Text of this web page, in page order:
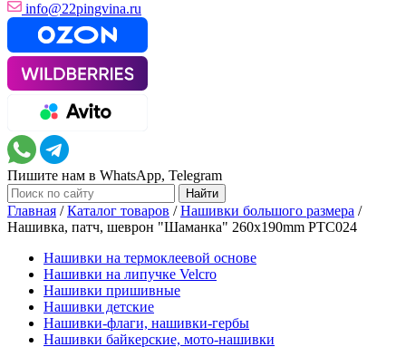
info@22pingvina.ru
Пишите нам в WhatsApp, Telegram
Главная /Каталог товаров /Нашивки большого размера /
Нашивка, патч, шеврон "Шаманка" 260x190mm PTC024
Нашивки на термоклеевой основе
Нашивки на липучке Velcro
Нашивки пришивные
Нашивки детские
Нашивки-флаги, нашивки-гербы
Нашивки байкерские, мото-нашивки